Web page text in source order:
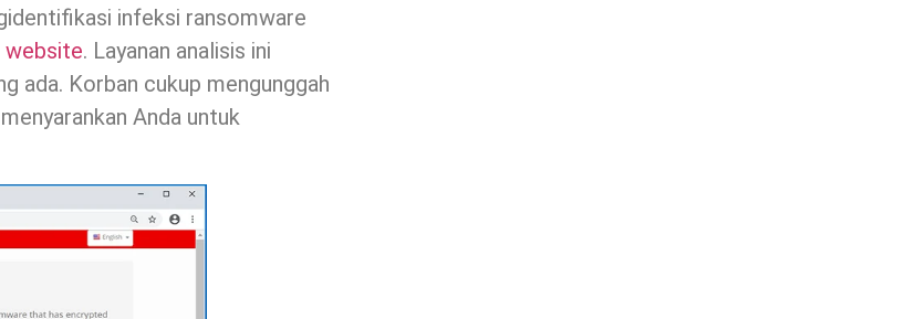
infeksi ransomware
website. Layanan analisis ini
ada. Korban cukup mengunggah
Anda untuk